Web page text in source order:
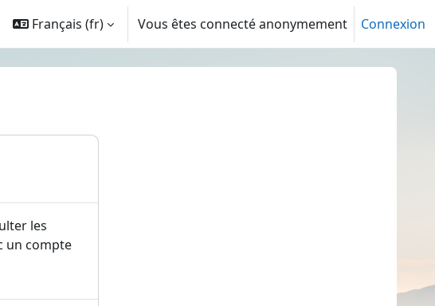
Français ‎(fr)‎ Vous êtes connecté anonymement Connexion
les
un compte